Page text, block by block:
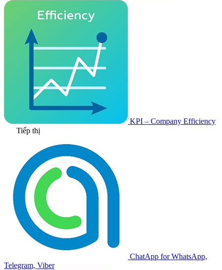
KPI – Company Efficiency
Tiếp thị
ChatApp for WhatsApp,
Telegram, Viber